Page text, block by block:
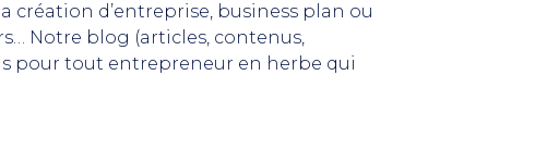
création d’entreprise, business plan ou
Notre blog (articles, contenus,
pour tout entrepreneur en herbe qui